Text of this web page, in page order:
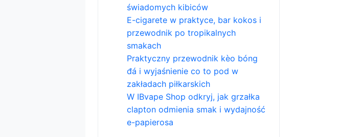
świadomych kibiców
E-cigarete w praktyce, bar kokos i
przewodnik po tropikalnych
smakach
Praktyczny przewodnik kèo bóng
đá i wyjaśnienie co to pod w
zakładach piłkarskich
W IBvape Shop odkryj, jak grzałka
clapton odmienia smak i wydajność
e-papierosa